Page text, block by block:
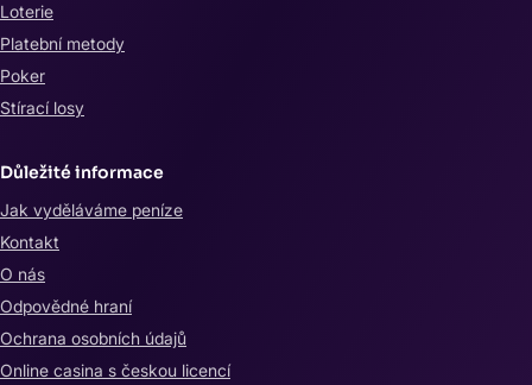
Loterie
Platební metody
Poker
Stírací losy
Důležité informace
Jak vyděláváme peníze
Kontakt
O nás
Odpovědné hraní
Ochrana osobních údajů
Online casina s českou licencí